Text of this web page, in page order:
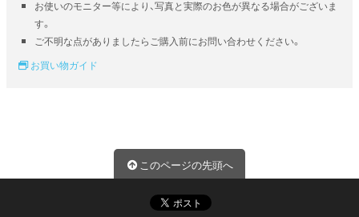
お使いのモニター等により、写真と実際のお色が異なる場合がございま
す。
ご不明な点がありましたらご購入前にお問い合わせください。
お買い物ガイド
このページの先頭へ